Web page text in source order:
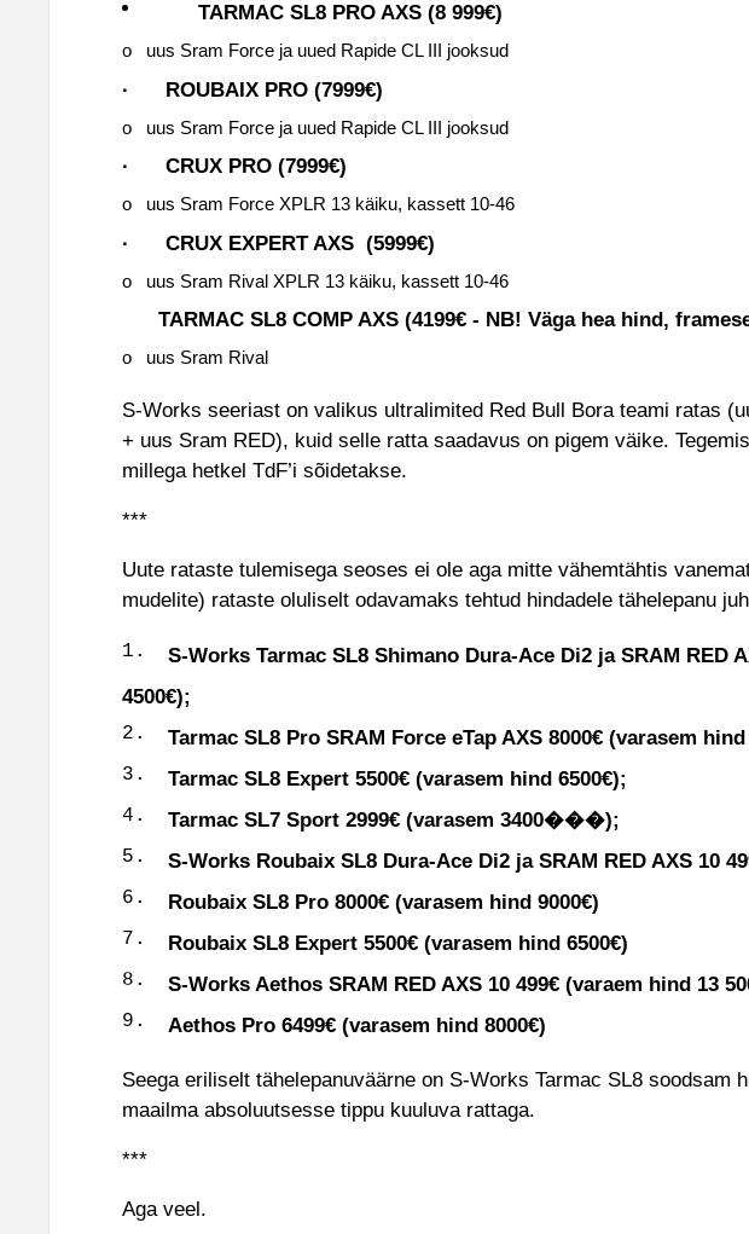
TARMAC SL8 PRO AXS (8 999€)
o uus Sram Force ja uued Rapide CL III jooksud
· ROUBAIX PRO (7999€)
o uus Sram Force ja uued Rapide CL III jooksud
· CRUX PRO (7999€)
o uus Sram Force XPLR 13 käiku, kassett 10-46
· CRUX EXPERT AXS (5999€)
o uus Sram Rival XPLR 13 käiku, kassett 10-46
TARMAC SL8 COMP AXS (4199€ - NB! Väga hea hind,
o uus Sram Rival
S-Works seeriast on valikus ultralimited Red Bull Bora teami ratas
+ uus Sram RED), kuid selle ratta saadavus on pigem väike.
millega hetkel TdF’i sõidetakse.
***
Uute rataste tulemisega seoses ei ole aga mitte vähemtähtis
mudelite) rataste oluliselt odavamaks tehtud hindadele tähelepanu
S-Works Tarmac SL8 Shimano Dura-Ace Di2 ja SRAM RED
4500€);
Tarmac SL8 Pro SRAM Force eTap AXS 8000€ (varasem hind
Tarmac SL8 Expert 5500€ (varasem hind 6500€);
Tarmac SL7 Sport 2999€ (varasem 3400���);
S-Works Roubaix SL8 Dura-Ace Di2 ja SRAM RED AXS 10
Roubaix SL8 Pro 8000€ (varasem hind 9000€)
Roubaix SL8 Expert 5500€ (varasem hind 6500€)
S-Works Aethos SRAM RED AXS 10 499€ (varaem hind 13
Aethos Pro 6499€ (varasem hind 8000€)
Seega eriliselt tähelepanuväärne on S-Works Tarmac SL8 soodsam
maailma absoluutsesse tippu kuuluva rattaga.
***
Aga veel.